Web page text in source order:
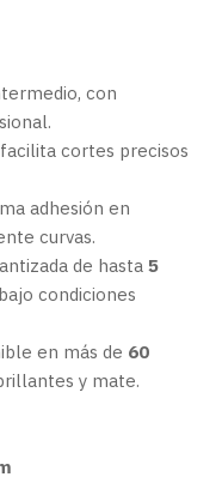
con
cortes precisos
adhesión en
curvas.
de hasta 5
condiciones
en más de 60
y mate.